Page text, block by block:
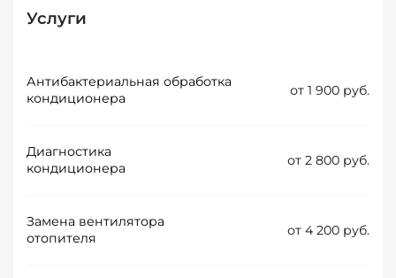
Услуги
Антибактериальная обработка
кондиционера
от 1 900 руб.
Диагностика
кондиционера
от 2 800 руб.
Замена вентилятора
отопителя
от 4 200 руб.